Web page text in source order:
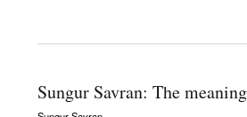
Sungur Savran: The